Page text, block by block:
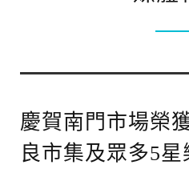
慶賀南門市場榮
良市集及眾多5星